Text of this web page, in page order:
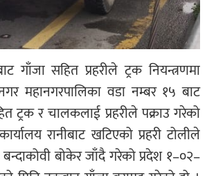
गाँजा सहित प्रहरीले ट्रक नियन्त्रणमा
महानगरपालिका वडा नम्बर १५ बाट
ट्रक र चालकलाई प्रहरीले पक्राउ गरेको
रानीबाट खटिएको प्रहरी टोलीले
बोकेर जाँदै गरेको प्रदेश १–०२–